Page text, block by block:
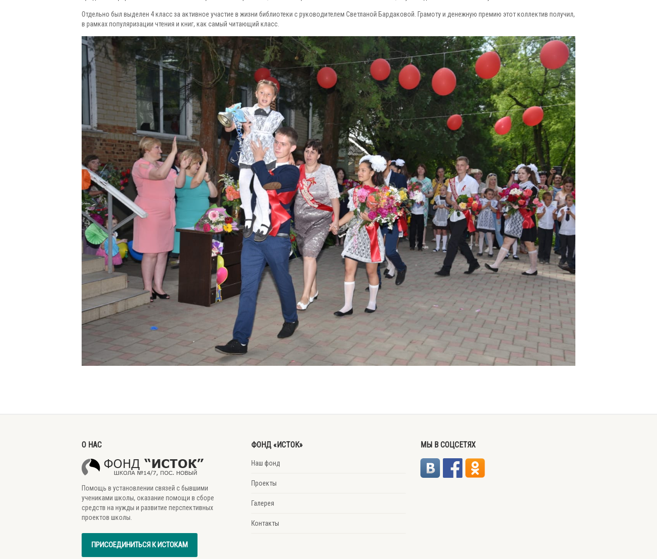
Отдельно был выделен 4 класс за активное участие в жизни библиотеки с руководителем Светланой Бардаковой. Грамоту и денежную премию этот коллектив получил,
в рамках популяризации чтения и книг, как самый читающий класс.
О НАС
Помощь в установлении связей с бывшими
учениками школы, оказание помощи в сборе
средств на нужды и развитие перспективных
проектов школы.
ПРИСОЕДИНИТЬСЯ К ИСТОКАМ
ФОНД «ИСТОК»
Наш фонд
Проекты
Галерея
Контакты
МЫ В СОЦСЕТЯХ